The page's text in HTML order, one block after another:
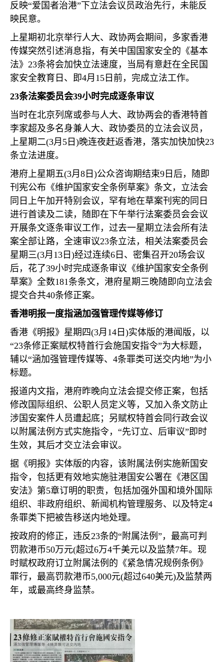
反映“爱国者治港”下立法会议员政治先行，未能反
映民意。
上星期初北京举行人大、政协两会期间，多家香港
传媒突然引述消息指，有关中国国家安全的《基本
法》 23条将会加快立法速度，当局有意赶在全民国
家安全教育日、即4月 15 日前，完成立法工作。
23条法案委员会39小时完成逐条审议
当时在北京列席或参与人大、政协两会的香港特首
李家超及多名身兼人大、政协委员的立法会议员，
上星期二(3月 5 日 )晚连夜赶返香港，落实加快加快23
条立法进度。
港府上星期五(3月 8 日 )公众咨询期结束9 日后，随即
刊宪公布《维护国家安全条例草案》条文，立法会
同日上午加开特别会议，罕有地在草案刊宪的同日
进行首读及二读，随即在下午举行法案委员会会议
开展条文逐条审议工作，过去一星期立法会所有法
案全部让路，全速审议23条立法，相关法案委员会
星期三(3月 13 日 )经过连续6 日、密集召开20场会议
后，花了39小时完成逐条审议《维护国家安全条例
草案》全数181条条文，港府星期三晚随即向立法会
提交合共40条修正案。
香港明报一度指涵加强管理传媒等修订
香港《明报》星期四(3月 14 日 )实体版的港闻版，以
“23条修正案赋权特首行会施国安指令”为大标题，
辅以“涵加强管理传媒等、 4条罪类可送交内地”为小
标题。
报道内文指，港府昨晚向立法会提交修正案，包括
修改国际组织、公职人员定义等，又加入条文防止
涉国安案件人员遭起底；另赋权特首会同行政会议
以附属法例方式实施指令，“先订立、后审议”即时
生效，其后才交立法会审议。
据《明报》实体版的内容，该附属法例实施新国安
指令，包括更有效地实施驻港国安公署在《港区国
安法》第5章订明的职责，包括加强外国和境外国际
组织、非政府组织、新闻机构管理服务、以及特定4
条罪类下把被告移送内地处理。
按政府的修正，违反23条的“附属法例”，最高可判
罚款港币50万元(超过6万4千美元以及监禁7年。现
时赋权政府订立附属法例的《紧急情况规例条例》
罪行，最高罚款港币5,000元(超过640美元)及监禁两
年，或最高终身监禁。